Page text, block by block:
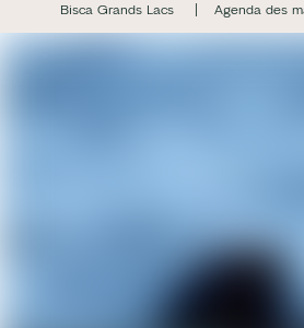
Bisca Grands Lacs Agenda des